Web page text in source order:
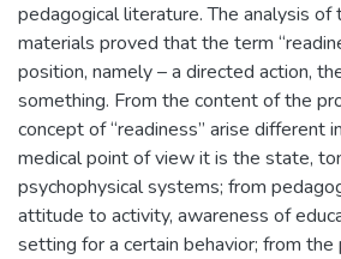
pedagogical literature. The analysis of
materials proved that the term
position, namely – a directed action,
something. From the content of the
concept of “readiness” arise different
medical point of view it is the state,
psychophysical systems; from
attitude to activity, awareness of
setting for a certain behavior; from the